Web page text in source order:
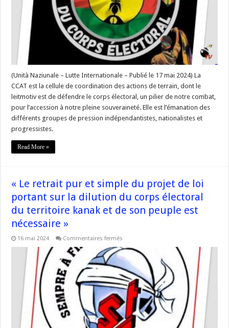
modification
de
la
Constitution,
nous
dénonçons
l’irresponsabilité
de
l’État »
#Corse
(Unità Naziunale – Lutte Internationale – Publié le 17 mai 2024) La
CCAT est la cellule de coordination des actions de terrain, dont le
leitmotiv est de défendre le corps électoral, un pilier de notre combat,
pour l’accession à notre pleine souveraineté. Elle est l’émanation des
différents groupes de pression indépendantistes, nationalistes et
progressistes.
Read More »
« Le retrait pur et simple du projet de loi
portant sur la dilution du corps électoral
du territoire kanak et de son peuple est
nécessaire »
16 mai 2024 Commentaires fermés
retrait
pur
simple
du
projet
de
loi
portant
sur
la
dilution